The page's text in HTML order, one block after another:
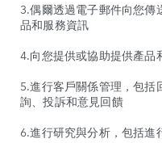
3.偶爾透過電子郵件向您傳
品和服務資訊
4.向您提供或協助提供產品
5.進行客戶關係管理，包括
詢、投訴和意見回饋
6.進行研究與分析，包括進